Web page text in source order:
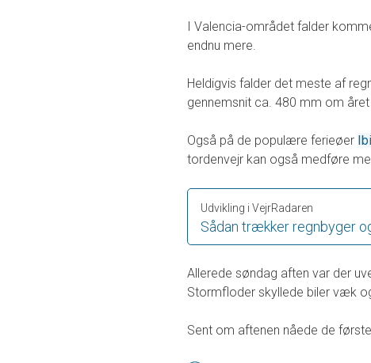
I Valencia-området falder
endnu mere.
Heldigvis falder det meste af
gennemsnit ca. 480 mm om året
Også på de populære ferieøer
tordenvejr kan også medføre
Sådan trækker regnbyger
Udvikling i VejrRadaren
Allerede søndag aften var der
Stormfloder skyllede biler væk
Sent om aftenen nåede de